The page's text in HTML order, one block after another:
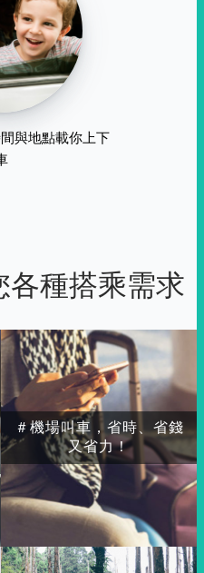
與地點載你上下
種搭乘需求
＃機場叫車，省時、省錢
又省力！